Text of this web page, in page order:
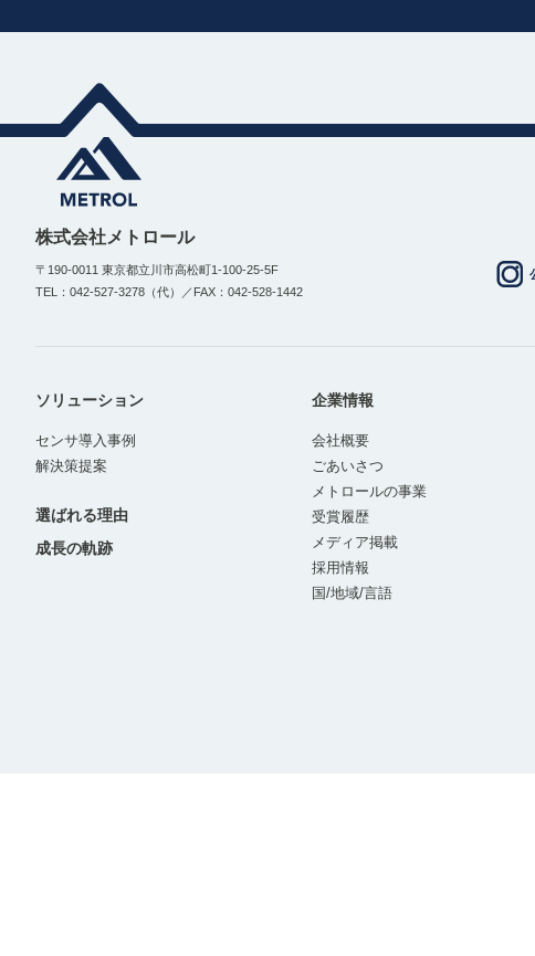
株式会社メトロール
〒190-0011 東京都立川市高松町1-100-25-5F
TEL：042-527-3278（代）／FAX：042-528-1442
ソリューション
センサ導入事例
解決策提案
選ばれる理由
成長の軌跡
企業情報
会社概要
ごあいさつ
メトロールの事業
受賞履歴
メディア掲載
採用情報
国/地域/言語